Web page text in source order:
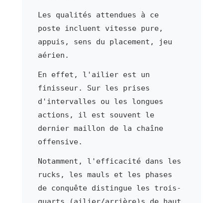
Les qualités attendues à ce
poste incluent vitesse pure,
appuis, sens du placement, jeu
aérien.
En effet, l'ailier est un
finisseur. Sur les prises
d'intervalles ou les longues
actions, il est souvent le
dernier maillon de la chaîne
offensive.
Notamment, l'efficacité dans les
rucks, les mauls et les phases
de conquête distingue les trois-